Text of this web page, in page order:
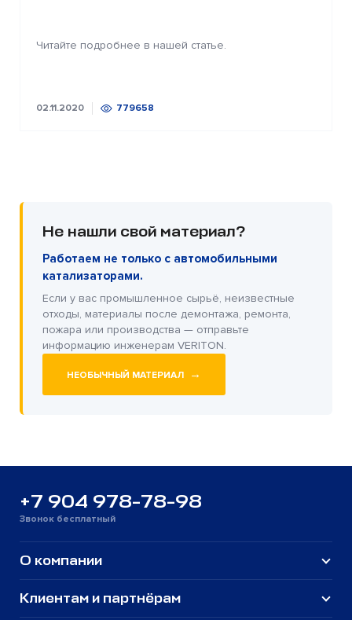
Читайте подробнее в нашей статье.
02.11.2020 779658
Не нашли свой материал?
Работаем не только с автомобильными
катализаторами.
Если у вас промышленное сырьё, неизвестные
отходы, материалы после демонтажа, ремонта,
пожара или производства — отправьте
информацию инженерам VERITON.
НЕОБЫЧНЫЙ МАТЕРИАЛ →
+7 904 978-78-98
Звонок бесплатный
О компании
Клиентам и партнёрам